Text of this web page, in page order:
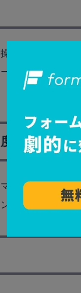
作できるユーザ
ルであれば、
イズ性も選定の
を変更できる自